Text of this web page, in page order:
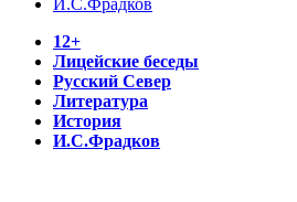
И.С.Фрадков
12+
Лицейские беседы
Русский Север
Литература
История
И.С.Фрадков